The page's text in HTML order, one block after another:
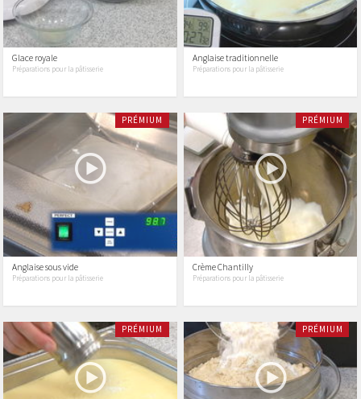
Glace royale
Préparations pour la pâtisserie
Anglaise traditionnelle
Préparations pour la pâtisserie
PRÉMIUM
Anglaise sous vide
Préparations pour la pâtisserie
PRÉMIUM
Crème Chantilly
Préparations pour la pâtisserie
PRÉMIUM PRÉMIUM